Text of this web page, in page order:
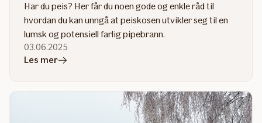
Har du peis? Her får du noen gode og enkle råd til
hvordan du kan unngå at peiskosen utvikler seg til en
lumsk og potensiell farlig pipebrann.
03.06.2025
Les meri